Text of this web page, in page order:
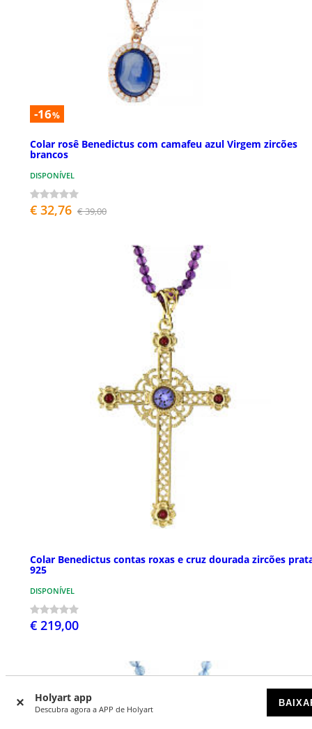
Holyart app
Descubra agora a APP de Holyart
-16%
Colar rosê Benedictus com camafeu azul Virgem zircões
brancos
DISPONÍVEL
€ 32,76 € 39,00
Colar Benedictus contas roxas e cruz dourada zircões
925
DISPONÍVEL
€ 219,00